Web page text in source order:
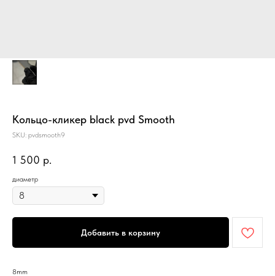
Кольцо-кликер black pvd Smooth
SKU: pvdsmooth9
1 500 р.
диаметр
Добавить в корзину
8mm